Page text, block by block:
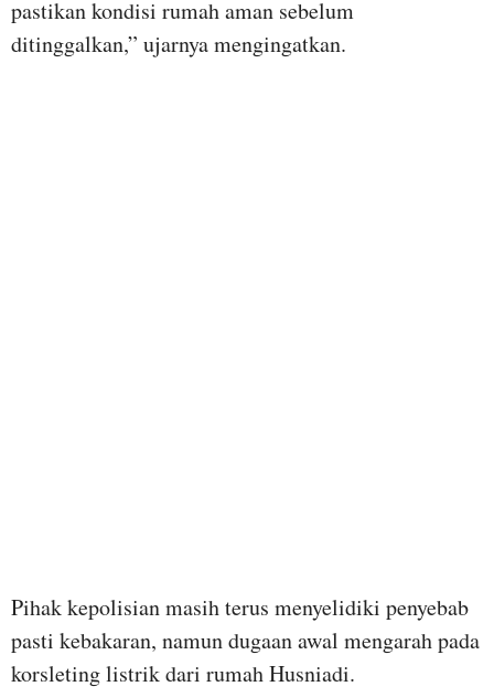
pastikan kondisi rumah aman sebelum
ditinggalkan,” ujarnya mengingatkan.
Pihak kepolisian masih terus menyelidiki penyebab
pasti kebakaran, namun dugaan awal mengarah pada
korsleting listrik dari rumah Husniadi.